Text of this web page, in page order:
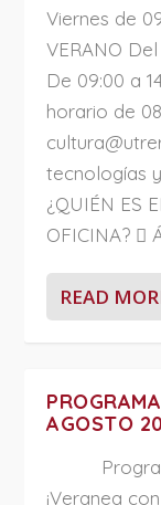
Viernes de
VERANO
De 09:00 a
horario de
tecnologías
¿QUIÉN ES
OFICINA? 
READ
AGOSTO
¡Veranea